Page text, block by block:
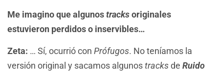
Me imagino que algunostracksoriginales
estuvieron perdidos o inservibles…
Zeta: … Sí, ocurrió con Prófugos. No teníamos la
versión original y sacamos algunostracksde Ruido